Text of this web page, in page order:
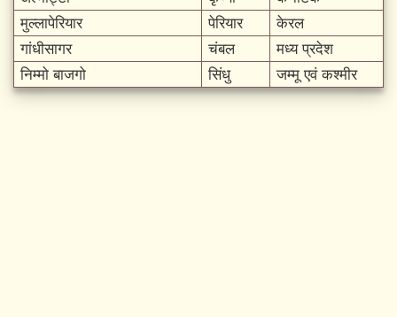
मुल्लापेरियार
पेरियार
केरल
गांधीसागर
चंबल
मध्य प्रदेश
निम्मो बाजगो
सिंधु जम्मू एवं कश्मीर